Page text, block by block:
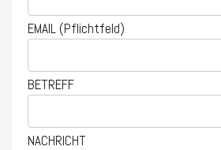
EMAIL (Pflichtfeld)
BETREFF
NACHRICHT